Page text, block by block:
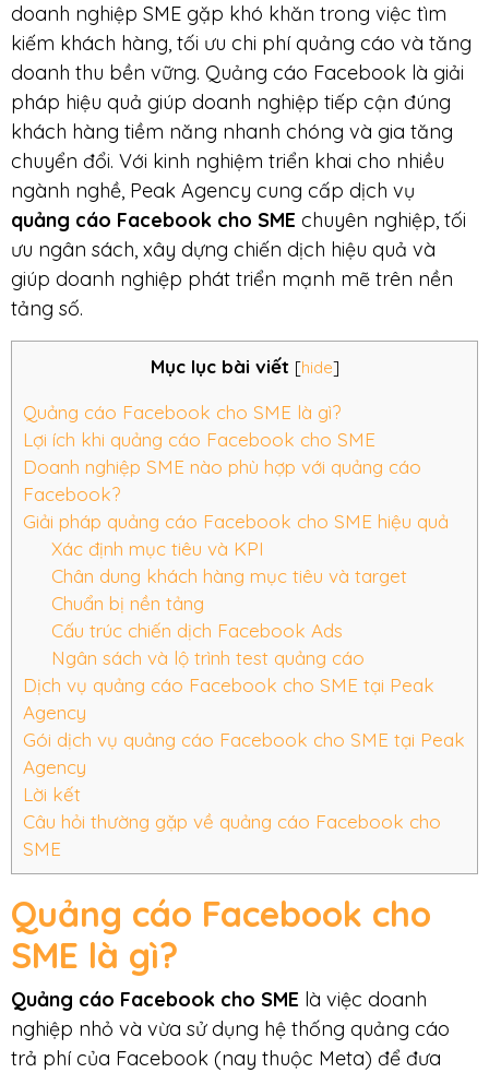
doanh nghiệp SME gặp khó khăn trong việc tìm
kiếm khách hàng, tối ưu chi phí quảng cáo và tăng
doanh thu bền vững. Quảng cáo Facebook là giải
pháp hiệu quả giúp doanh nghiệp tiếp cận đúng
khách hàng tiềm năng nhanh chóng và gia tăng
chuyển đổi. Với kinh nghiệm triển khai cho nhiều
ngành nghề, Peak Agency cung cấp dịch vụ
quảng cáo Facebook cho SME chuyên nghiệp, tối
ưu ngân sách, xây dựng chiến dịch hiệu quả và
giúp doanh nghiệp phát triển mạnh mẽ trên nền
tảng số.
Mục lục bài viết [hide]
Quảng cáo Facebook cho SME là gì?
Lợi ích khi quảng cáo Facebook cho SME
Doanh nghiệp SME nào phù hợp với quảng cáo
Facebook?
Giải pháp quảng cáo Facebook cho SME hiệu quả
Xác định mục tiêu và KPI
Chân dung khách hàng mục tiêu và target
Chuẩn bị nền tảng
Cấu trúc chiến dịch Facebook Ads
Ngân sách và lộ trình test quảng cáo
Dịch vụ quảng cáo Facebook cho SME tại Peak
Agency
Gói dịch vụ quảng cáo Facebook cho SME tại Peak
Agency
Lời kết
Câu hỏi thường gặp về quảng cáo Facebook cho
SME
Quảng cáo Facebook cho
SME là gì?
Quảng cáo Facebook cho SME là việc doanh
nghiệp nhỏ và vừa sử dụng hệ thống quảng cáo
trả phí của Facebook (nay thuộc Meta) để đưa